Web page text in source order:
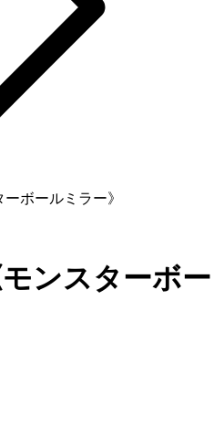
ボールミラー》
ンスターボー